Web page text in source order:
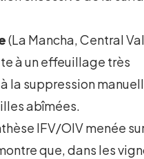
(La Mancha, Central
à un effeuillage très
la suppression
abîmées.
IFV/OIV menée
que, dans les